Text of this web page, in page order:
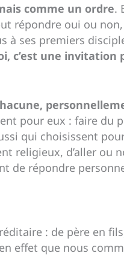
comme un ordre.
répondre oui ou
à ses premiers
c’est une invitation
pour eux : faire du
qui choisissent
religieux, d’aller ou
de répondre
: de père en
effet que nous